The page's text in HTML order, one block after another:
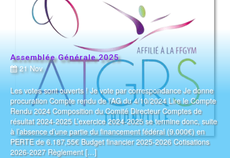
Assemblée Générale 2025
21 Nov
Les votes sont ouverts ! Je vote par correspondance Je donne
procuration Compte rendu de l’AG du 4/10/2024 Lire le Compte
Rendu 2024 Composition du Comité Directeur Comptes de
résultat 2024-2025 L’exercice 2024-2025 se termine donc, suite
à l’absence d’une partie du financement fédéral (9.000€) en
PERTE de 6.187,55€ Budget financier 2025-2026 Cotisations
2026-2027 Règlement […]